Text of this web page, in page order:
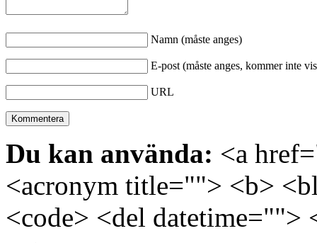
Namn (måste anges)
E-post (måste anges, kommer inte
URL
Du kan använda: <a
<acronym title=""> <b>
<code> <del